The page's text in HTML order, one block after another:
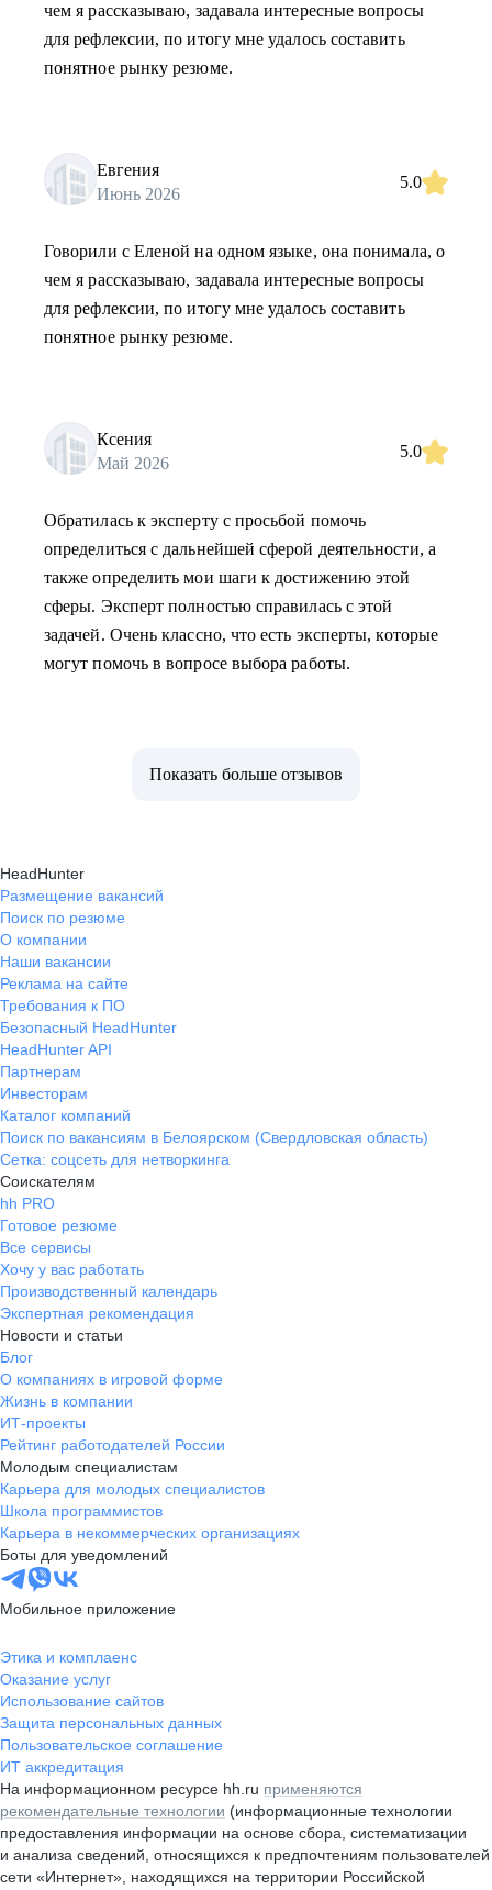
чем я рассказываю, задавала интересные вопросы
для рефлексии, по итогу мне удалось составить
понятное рынку резюме.
Евгения
Июнь 2026
5.0
Говорили с Еленой на одном языке, она понимала, о
чем я рассказываю, задавала интересные вопросы
для рефлексии, по итогу мне удалось составить
понятное рынку резюме.
Ксения
Май 2026
5.0
Обратилась к эксперту с просьбой помочь
определиться с дальнейшей сферой деятельности, а
также определить мои шаги к достижению этой
сферы. Эксперт полностью справилась с этой
задачей. Очень классно, что есть эксперты, которые
могут помочь в вопросе выбора работы.
Показать больше отзывов
HeadHunter
Размещение вакансий
Поиск по резюме
О компании
Наши вакансии
Реклама на сайте
Требования к ПО
Безопасный HeadHunter
HeadHunter API
Партнерам
Инвесторам
Каталог компаний
Поиск по вакансиям в Белоярском (Свердловская область)
Сетка: соцсеть для нетворкинга
Соискателям
hh PRO
Готовое резюме
Все сервисы
Хочу у вас работать
Производственный календарь
Экспертная рекомендация
Новости и статьи
Блог
О компаниях в игровой форме
Жизнь в компании
ИТ-проекты
Рейтинг работодателей России
Молодым специалистам
Карьера для молодых специалистов
Школа программистов
Карьера в некоммерческих организациях
Боты для уведомлений
Мобильное приложение
Этика и комплаенс
Оказание услуг
Использование сайтов
Защита персональных данных
Пользовательское соглашение
ИТ аккредитация
На информационном ресурсе hh.ru применяются
рекомендательные технологии (информационные технологии
предоставления информации на основе сбора, систематизации
и анализа сведений, относящихся к предпочтениям пользователей
сети «Интернет», находящихся на территории Российской